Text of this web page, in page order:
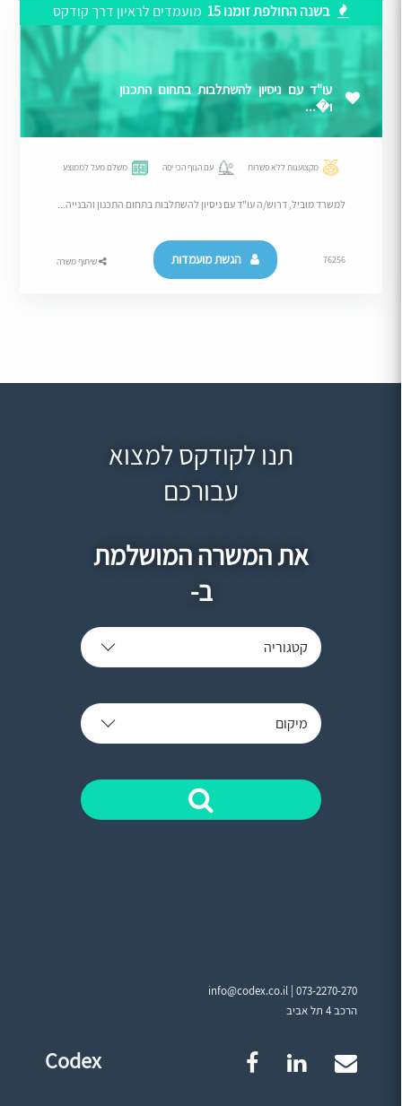
בשנה החולפת זומנו 15 מועמדים לראיון דרך קודקס
עו"ד עם ניסיון להשתלבות בתחום התכנון
ו�...
מקצוענות ללא פשרות עם הנוף הכי יפה משלם מעל לממוצע
למשרד מוביל, דרוש/ה עו"ד עם ניסיון להשתלבות בתחום התכנון והבנייה...
76256 הגשת מועמדות שיתוף משרה
תנו לקודקס למצוא
עבורכם
את המשרה המושלמת
ב-
קטגוריה
מיקום
info@codex.co.il |073-2270-270
הרכב 4 תל אביב
Codex